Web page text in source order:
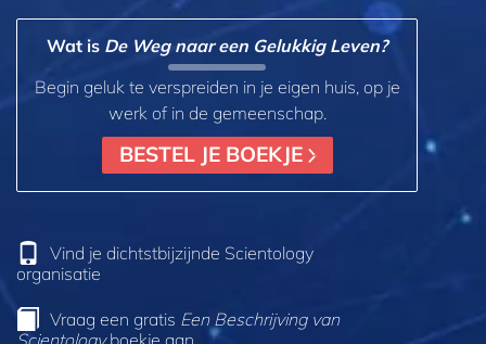
Wat is De Weg naar een Gelukkig Leven?
Begin geluk te verspreiden in je eigen huis, op je
werk of in de gemeenschap.
BESTEL JE BOEKJE
Vind je dichtstbijzijnde Scientology
organisatie
Vraag een gratis Een Beschrijving van
Scientologyboekje aan